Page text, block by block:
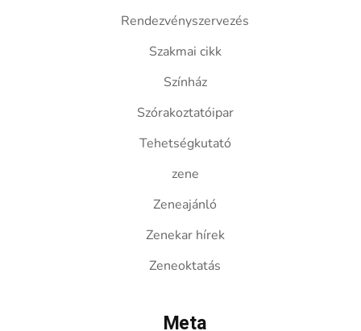
Rendezvényszervezés
Szakmai cikk
Színház
Szórakoztatóipar
Tehetségkutató
zene
Zeneajánló
Zenekar hírek
Zeneoktatás
Meta